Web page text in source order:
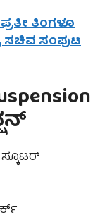
ಪ್ರತೀ ತಿಂಗಳೂ
ಸಚಿವ ಸಂಪುಟ